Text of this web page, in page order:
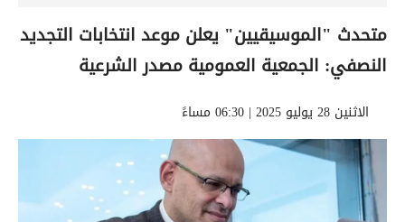
متحدث "الموسيقيين" يعلن موعد انتخابات التجديد
النصفي: الجمعية العمومية مصدر الشرعية
الاثنين 28 يوليو 2025 | 06:30 مساءً